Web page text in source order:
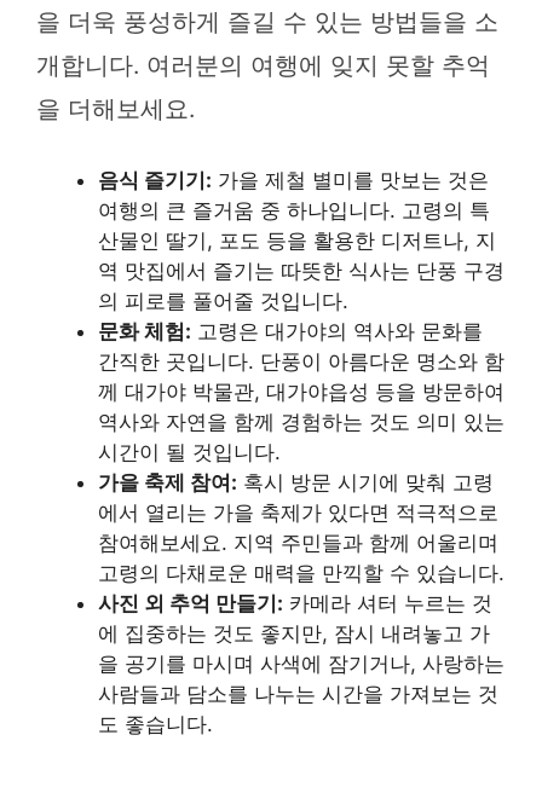
을 더욱 풍성하게 즐길 수 있는 방법들을 소
개합니다. 여러분의 여행에 잊지 못할 추억
을 더해보세요.
음식 즐기기: 가을 제철 별미를 맛보는 것은
여행의 큰 즐거움 중 하나입니다. 고령의 특
산물인 딸기, 포도 등을 활용한 디저트나, 지
역 맛집에서 즐기는 따뜻한 식사는 단풍 구경
의 피로를 풀어줄 것입니다.
문화 체험: 고령은 대가야의 역사와 문화를
간직한 곳입니다. 단풍이 아름다운 명소와 함
께 대가야 박물관, 대가야읍성 등을 방문하여
역사와 자연을 함께 경험하는 것도 의미 있는
시간이 될 것입니다.
가을 축제 참여: 혹시 방문 시기에 맞춰 고령
에서 열리는 가을 축제가 있다면 적극적으로
참여해보세요. 지역 주민들과 함께 어울리며
고령의 다채로운 매력을 만끽할 수 있습니다.
사진 외 추억 만들기: 카메라 셔터 누르는 것
에 집중하는 것도 좋지만, 잠시 내려놓고 가
을 공기를 마시며 사색에 잠기거나, 사랑하는
사람들과 담소를 나누는 시간을 가져보는 것
도 좋습니다.